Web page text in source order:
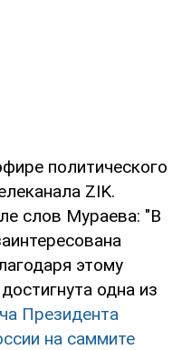
политического
ZIK.
слов Мураева: "В
этому
одна из
Президента
на саммите